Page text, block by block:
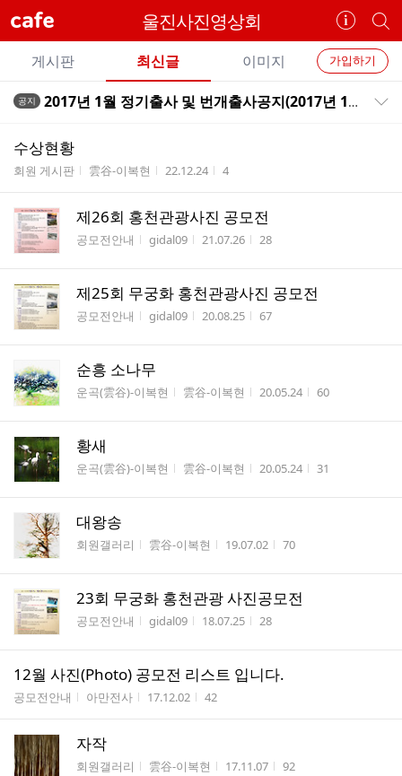
cafe 울진사진영상회
카
페
정
보
보
개
별
카
페
검
카
메
뉴
가입하기
게시판 최신글 이미지
전
글
트
공지 2017년 1월 정기출사 및 번개출사공지(2017년 1월13일 번개출사 / 1월14일 정기출사)
수상현황
게시판명
회원 게시판 작성자
雲谷-이복현 작성시간
22.12.24 조회수
4
제26회 홍천관광사진 공모전
게시판명
공모전안내 작성자
gidal09 작성시간
21.07.26 조회수
28
제25회 무궁화 홍천관광사진 공모전
게시판명
공모전안내 작성자
gidal09 작성시간
20.08.25 조회수
67
순흥 소나무
게시판명
운곡(雲谷)-이복현 작성자
雲谷-이복현 작성시간
20.05.24 조회수
60
황새
게시판명
운곡(雲谷)-이복현 작성자
雲谷-이복현 작성시간
20.05.24 조회수
31
대왕송
게시판명
회원갤러리 작성자
雲谷-이복현 작성시간
19.07.02 조회수
70
23회 무궁화 홍천관광 사진공모전
게시판명
공모전안내 작성자
gidal09 작성시간
18.07.25 조회수
28
12월 사진(Photo) 공모전 리스트 입니다.
게시판명
공모전안내 작성자
아만전사 작성시간
17.12.02 조회수
42
자작
게시판명
회원갤러리 작성자
雲谷-이복현 작성시간
17.11.07 조회수
92